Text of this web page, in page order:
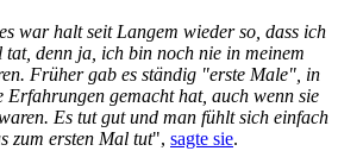
war halt seit Langem wieder so, dass ich
tat, denn ja, ich bin noch nie in meinem
Früher gab es ständig "erste Male", in
Erfahrungen gemacht hat, auch wenn sie
Es tut gut und man fühlt sich einfach
zum ersten Mal tut", sagte sie.